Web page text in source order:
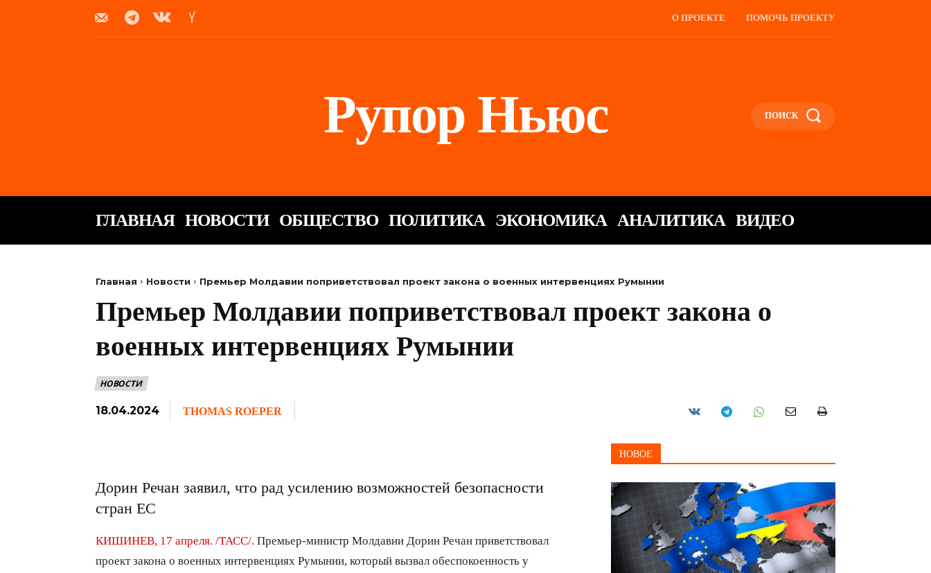
О ПРОЕКТЕ ПОМОЧЬ ПРОЕКТУ
Рупор Ньюс ПОИСК
ГЛАВНАЯ НОВОСТИ ОБЩЕСТВО ПОЛИТИКА ЭКОНОМИКА АНАЛИТИКА ВИДЕО
Главная Новости Премьер Молдавии поприветствовал проект закона о военных интервенциях Румынии
Премьер Молдавии поприветствовал проект закона о
военных интервенциях Румынии
НОВОСТИ
18.04.2024 THOMAS ROEPER
Дорин Речан заявил, что рад усилению возможностей безопасности
стран ЕС
КИШИНЕВ, 17 апреля. /ТАСС/. Премьер-министр Молдавии Дорин Речан приветствовал
проект закона о военных интервенциях Румынии, который вызвал обеспокоенность у
НОВОЕ